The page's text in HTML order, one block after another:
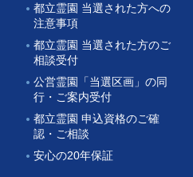
都立霊園 当選された方への
注意事項
都立霊園 当選された方のご
相談受付
公営霊園「当選区画」の同
行・ご案内受付
都立霊園 申込資格のご確
認・ご相談
安心の20年保証